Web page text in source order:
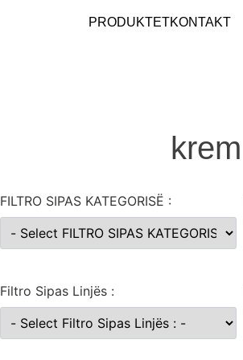
PRODUKTETKONTAKT
FILTRO SIPAS KATEGORISË :
Filtro Sipas Linjës :